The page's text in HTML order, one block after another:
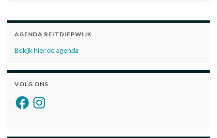
AGENDA REITDIEPWIJK
Bekijk hier de agenda
VOLG ONS
FacebookInstagram